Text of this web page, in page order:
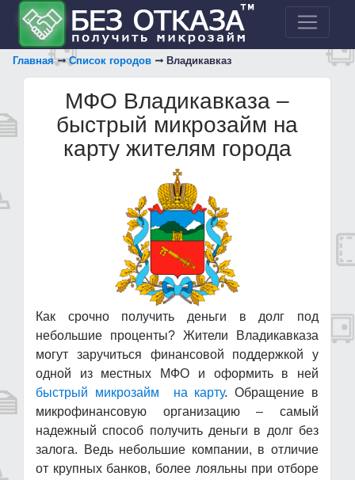
Главная Список городов Владикавказ
МФО Владикавказа –
быстрый микрозайм на
карту жителям города
Как срочно получить деньги в долг под
небольшие проценты? Жители Владикавказа
могут заручиться финансовой поддержкой у
одной из местных МФО и оформить в ней
быстрый микрозайм на карту. Обращение в
микрофинансовую организацию – самый
надежный способ получить деньги в долг без
залога. Ведь небольшие компании, в отличие
от крупных банков, более лояльны при отборе